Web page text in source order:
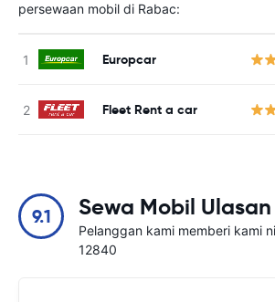
persewaan mobil di Rabac:
Europcar
Fleet Rent a car
9.1 Sewa Mobil Ulasan
Pelanggan kami memberi kami
12840